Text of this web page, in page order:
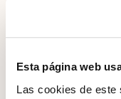
Esta página web
Las cookies de este
colecciones,